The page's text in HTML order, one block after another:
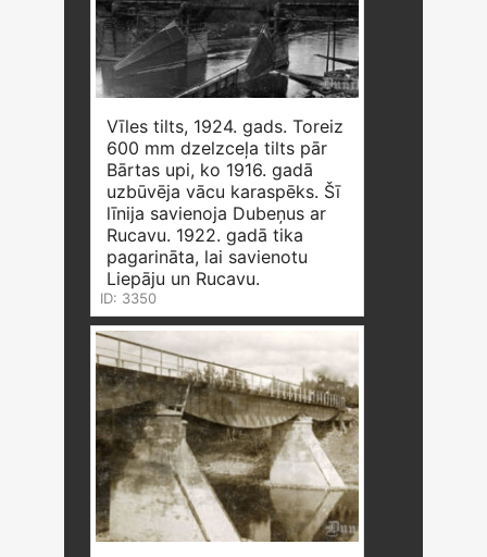
Vīles tilts, 1924. gads. Toreiz
600 mm dzelzceļa tilts pār
Bārtas upi, ko 1916. gadā
uzbūvēja vācu karaspēks. Šī
līnija savienoja Dubeņus ar
Rucavu. 1922. gadā tika
pagarināta, lai savienotu
Liepāju un Rucavu.
ID: 3350